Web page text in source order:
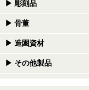
▶ 彫刻品
▶ 骨董
▶ 造園資材
▶ その他製品